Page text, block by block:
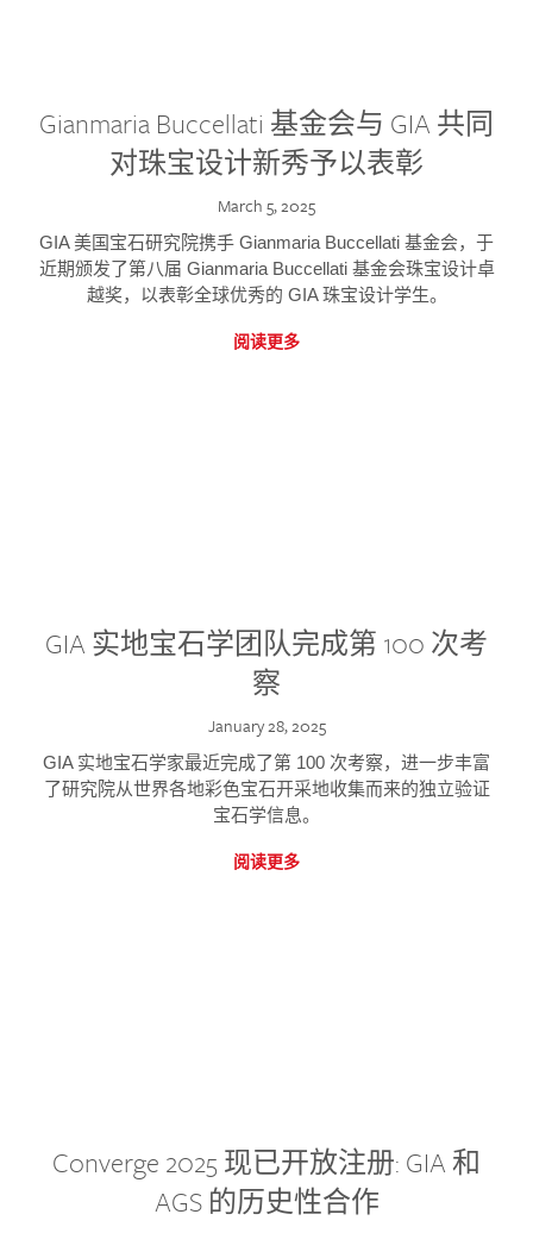
Gianmaria Buccellati 基金会与 GIA 共同
对珠宝设计新秀予以表彰
March 5, 2025
GIA 美国宝石研究院携手 Gianmaria Buccellati 基金会，于
近期颁发了第八届 Gianmaria Buccellati 基金会珠宝设计卓
越奖，以表彰全球优秀的 GIA 珠宝设计学生。
阅读更多
GIA 实地宝石学团队完成第 100 次考
察
January 28, 2025
GIA 实地宝石学家最近完成了第 100 次考察，进一步丰富
了研究院从世界各地彩色宝石开采地收集而来的独立验证
宝石学信息。
阅读更多
Converge 2025 现已开放注册: GIA 和
AGS 的历史性合作